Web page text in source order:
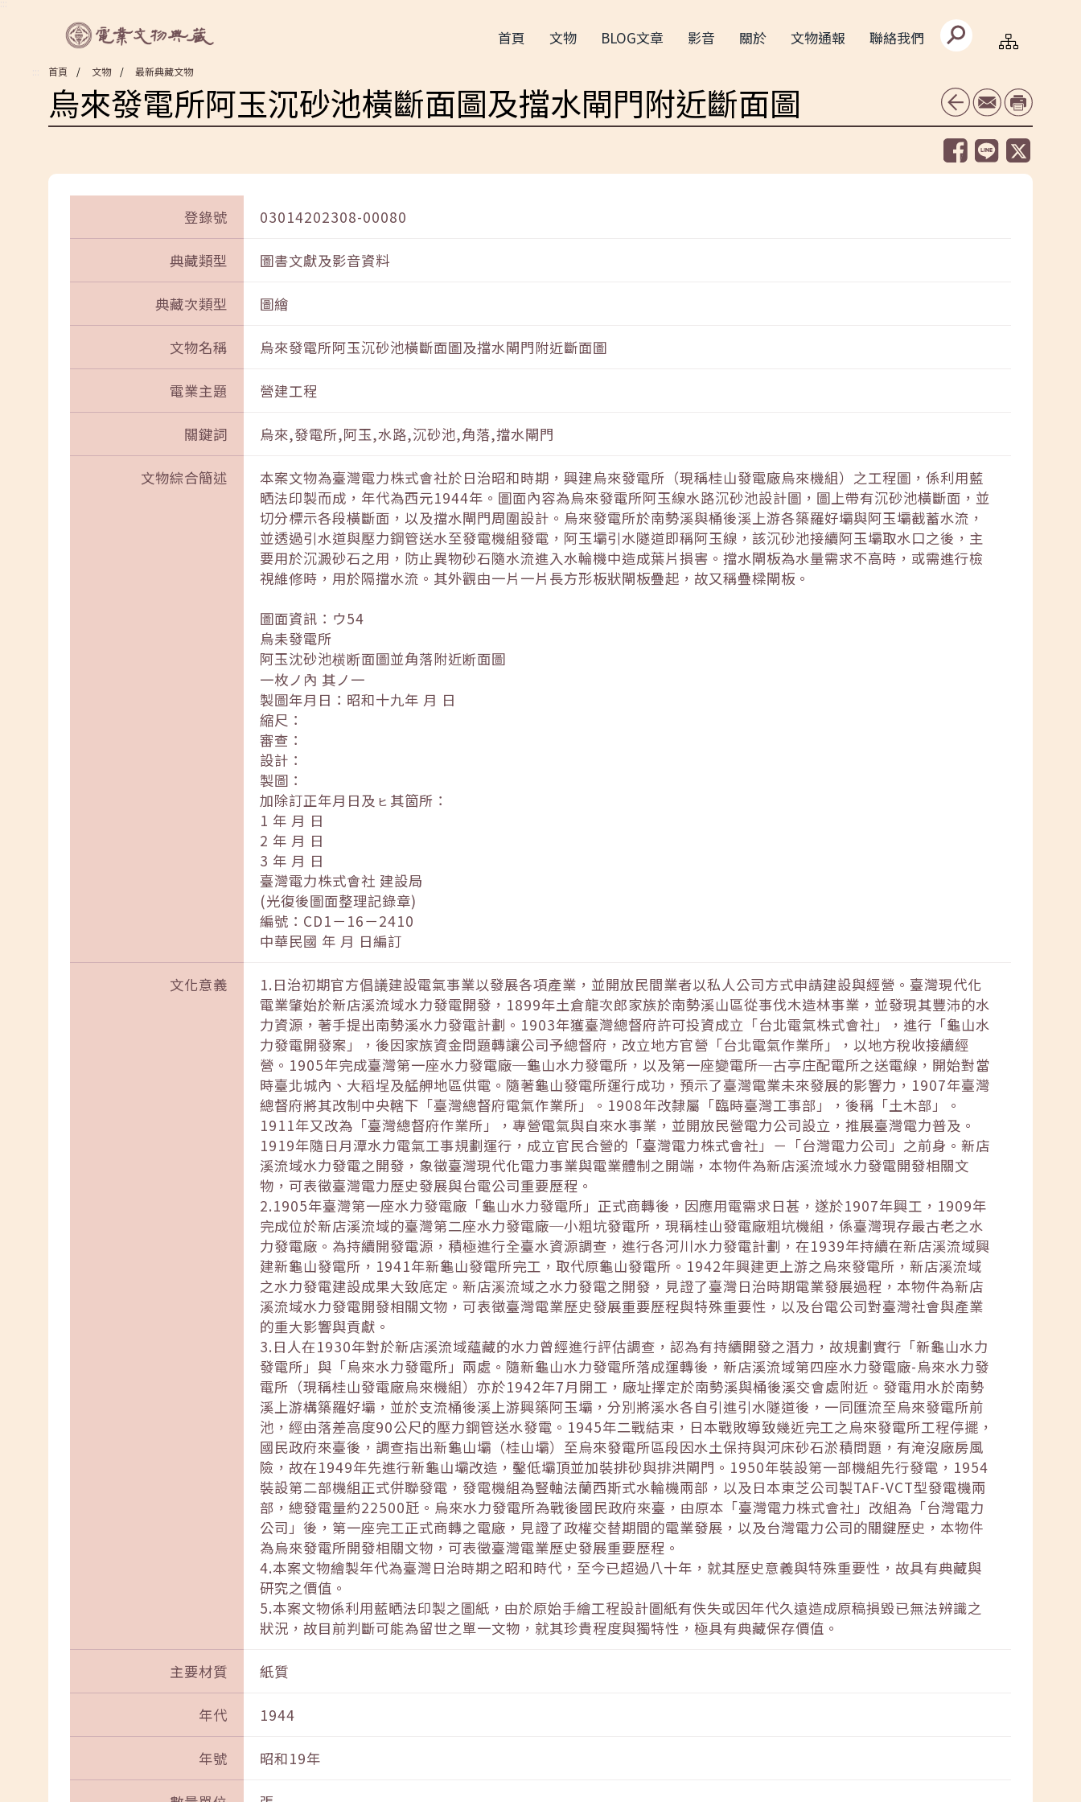
首頁 文物 BLOG文章 影音 關於 文物通報 聯絡我們
搜
尋
文
首頁 文物 最新典藏文物
烏來發電所阿玉沉砂池橫斷面圖及擋水閘門附近斷面圖
登錄號 03014202308-00080
典藏類型 圖書文獻及影音資料
典藏次類型 圖繪
文物名稱 烏來發電所阿玉沉砂池橫斷面圖及擋水閘門附近斷面圖
電業主題 營建工程
關鍵詞 烏來,發電所,阿玉,水路,沉砂池,角落,擋水閘門
文物綜合簡述
本案文物為臺灣電力株式會社於日治昭和時期，興建烏來發電所（現稱桂山發電廠烏來機組）之工程圖，係利用藍
晒法印製而成，年代為西元1944年。圖面內容為烏來發電所阿玉線水路沉砂池設計圖，圖上帶有沉砂池橫斷面，並
切分標示各段橫斷面，以及擋水閘門周圍設計。烏來發電所於南勢溪與桶後溪上游各築羅好壩與阿玉壩截蓄水流，
並透過引水道與壓力鋼管送水至發電機組發電，阿玉壩引水隧道即稱阿玉線，該沉砂池接續阿玉壩取水口之後，主
要用於沉澱砂石之用，防止異物砂石隨水流進入水輪機中造成葉片損害。擋水閘板為水量需求不高時，或需進行檢
視維修時，用於隔擋水流。其外觀由一片一片長方形板狀閘板疊起，故又稱疊樑閘板。
圖面資訊：ウ54
烏耒發電所
阿玉沈砂池横断面圖並角落附近断面圖
一枚ノ內 其ノ一
製圖年月日：昭和十九年 月 日
縮尺：
審查：
設計：
製圖：
加除訂正年月日及ㇶ其箇所：
1 年 月 日
2 年 月 日
3 年 月 日
臺灣電力株式會社 建設局
(光復後圖面整理記錄章)
編號：CD1－16－2410
中華民國 年 月 日編訂
文化意義
1.日治初期官方倡議建設電氣事業以發展各項產業，並開放民間業者以私人公司方式申請建設與經營。臺灣現代化
電業肇始於新店溪流域水力發電開發，1899年土倉龍次郎家族於南勢溪山區從事伐木造林事業，並發現其豐沛的水
力資源，著手提出南勢溪水力發電計劃。1903年獲臺灣總督府許可投資成立「台北電氣株式會社」，進行「龜山水
力發電開發案」，後因家族資金問題轉讓公司予總督府，改立地方官營「台北電氣作業所」，以地方稅收接續經
營。1905年完成臺灣第一座水力發電廠─龜山水力發電所，以及第一座變電所─古亭庄配電所之送電線，開始對當
時臺北城內、大稻埕及艋舺地區供電。隨著龜山發電所運行成功，預示了臺灣電業未來發展的影響力，1907年臺灣
總督府將其改制中央轄下「臺灣總督府電氣作業所」。1908年改隸屬「臨時臺灣工事部」，後稱「土木部」。
1911年又改為「臺灣總督府作業所」，專營電氣與自來水事業，並開放民營電力公司設立，推展臺灣電力普及。
1919年隨日月潭水力電氣工事規劃運行，成立官民合營的「臺灣電力株式會社」－「台灣電力公司」之前身。新店
溪流域水力發電之開發，象徵臺灣現代化電力事業與電業體制之開端，本物件為新店溪流域水力發電開發相關文
物，可表徵臺灣電力歷史發展與台電公司重要歷程。
2.1905年臺灣第一座水力發電廠「龜山水力發電所」正式商轉後，因應用電需求日甚，遂於1907年興工，1909年
完成位於新店溪流域的臺灣第二座水力發電廠─小粗坑發電所，現稱桂山發電廠粗坑機組，係臺灣現存最古老之水
力發電廠。為持續開發電源，積極進行全臺水資源調查，進行各河川水力發電計劃，在1939年持續在新店溪流域興
建新龜山發電所，1941年新龜山發電所完工，取代原龜山發電所。1942年興建更上游之烏來發電所，新店溪流域
之水力發電建設成果大致底定。新店溪流域之水力發電之開發，見證了臺灣日治時期電業發展過程，本物件為新店
溪流域水力發電開發相關文物，可表徵臺灣電業歷史發展重要歷程與特殊重要性，以及台電公司對臺灣社會與產業
的重大影響與貢獻。
3.日人在1930年對於新店溪流域蘊藏的水力曾經進行評估調查，認為有持續開發之潛力，故規劃實行「新龜山水力
發電所」與「烏來水力發電所」兩處。隨新龜山水力發電所落成運轉後，新店溪流域第四座水力發電廠-烏來水力發
電所（現稱桂山發電廠烏來機組）亦於1942年7月開工，廠址擇定於南勢溪與桶後溪交會處附近。發電用水於南勢
溪上游構築羅好壩，並於支流桶後溪上游興築阿玉壩，分別將溪水各自引進引水隧道後，一同匯流至烏來發電所前
池，經由落差高度90公尺的壓力鋼管送水發電。1945年二戰結束，日本戰敗導致幾近完工之烏來發電所工程停擺，
國民政府來臺後，調查指出新龜山壩（桂山壩）至烏來發電所區段因水土保持與河床砂石淤積問題，有淹沒廠房風
險，故在1949年先進行新龜山壩改造，鑿低壩頂並加裝排砂與排洪閘門。1950年裝設第一部機組先行發電，1954
裝設第二部機組正式併聯發電，發電機組為豎軸法蘭西斯式水輪機兩部，以及日本東芝公司製TAF-VCT型發電機兩
部，總發電量約22500瓩。烏來水力發電所為戰後國民政府來臺，由原本「臺灣電力株式會社」改組為「台灣電力
公司」後，第一座完工正式商轉之電廠，見證了政權交替期間的電業發展，以及台灣電力公司的關鍵歷史，本物件
為烏來發電所開發相關文物，可表徵臺灣電業歷史發展重要歷程。
4.本案文物繪製年代為臺灣日治時期之昭和時代，至今已超過八十年，就其歷史意義與特殊重要性，故具有典藏與
研究之價值。
5.本案文物係利用藍晒法印製之圖紙，由於原始手繪工程設計圖紙有佚失或因年代久遠造成原稿損毀已無法辨識之
狀況，故目前判斷可能為留世之單一文物，就其珍貴程度與獨特性，極具有典藏保存價值。
主要材質 紙質
年代 1944
年號 昭和19年